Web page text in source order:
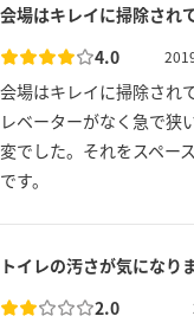
4.0
会場はキレイに掃除され
レベーターがなく急で狭
変でした。それをスペー
です。
トイレの汚さが気になり
2.0